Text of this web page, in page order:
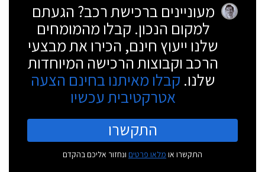
מעוניינים ברכישת רכב? הגעתם
למקום הנכון. קבלו מהמומחים
שלנו ייעוץ חינם, הכירו את מבצעי
הרכב וקבוצות הרכישה המיוחדות
שלנו. קבלו מאיתנו בחינם הצעה
אטרקטיבית עכשיו
התקשרו
התקשרו או מלאו פרטים ונחזור אליכם בהקדם